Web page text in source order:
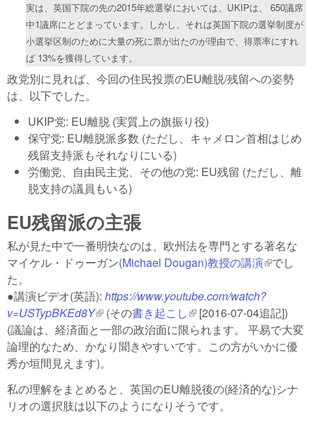
実は、英国下院の先の2015年総選挙においては、UKIPは、 650議席
中1議席にとどまっています。しかし、それは英国下院の選挙制度が
小選挙区制のために大量の死に票が出たのが理由で、得票率にすれ
ば 13%を獲得しています。
政党別に見れば、今回の住民投票のEU離脱/残留への姿勢
は、以下でした。
UKIP党: EU離脱 (実質上の旗振り役)
保守党: EU離脱派多数 (ただし、キャメロン首相はじめ
残留支持派もそれなりにいる)
労働党、自由民主党、その他の党: EU残留 (ただし、離
脱支持の議員もいる)
EU残留派の主張
私が見た中で一番明快なのは、欧州法を専門とする著名な
マイケル・ドゥーガン(Michael Dougan)教授の講演(link is
でし
た。
●講演ビデオ(英語): https://www.youtube.com/watch?
v=USTypBKEd8Y(link is external)
(その書き起こし(link is external)
[2016-07-04追記])
(議論は、経済面と一部の政治面に限られます。 平易で大変
論理的なため、かなり聞きやすいです。この方がいかに優
秀か垣間見えます)。
私の理解をまとめると、英国のEU離脱後の(経済的な)シナ
リオの選択肢は以下のようになりそうです。